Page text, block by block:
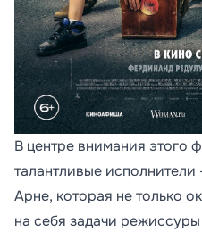
В центре внимания этого
талантливые
Арне, которая не только
на себя задачи